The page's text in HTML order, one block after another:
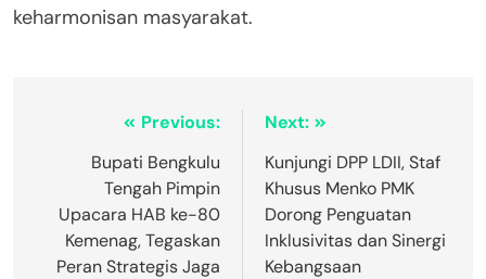
keharmonisan masyarakat.
Previous:
Bupati Bengkulu
Tengah Pimpin
Upacara HAB ke-80
Kemenag, Tegaskan
Peran Strategis Jaga
Next:
Kunjungi DPP LDII, Staf
Khusus Menko PMK
Dorong Penguatan
Inklusivitas dan Sinergi
Kebangsaan